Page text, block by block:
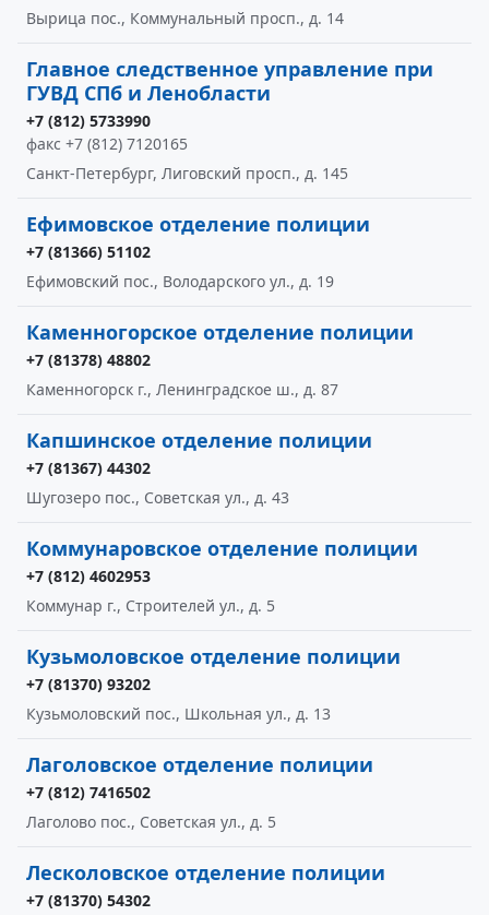
Вырица пос., Коммунальный просп., д. 14
Главное следственное управление при
ГУВД СПб и Ленобласти
+7 (812) 5733990
факс +7 (812) 7120165
Санкт-Петербург, Лиговский просп., д. 145
Ефимовское отделение полиции
+7 (81366) 51102
Ефимовский пос., Володарского ул., д. 19
Каменногорское отделение полиции
+7 (81378) 48802
Каменногорск г., Ленинградское ш., д. 87
Капшинское отделение полиции
+7 (81367) 44302
Шугозеро пос., Советская ул., д. 43
Коммунаровское отделение полиции
+7 (812) 4602953
Коммунар г., Строителей ул., д. 5
Кузьмоловское отделение полиции
+7 (81370) 93202
Кузьмоловский пос., Школьная ул., д. 13
Лаголовское отделение полиции
+7 (812) 7416502
Лаголово пос., Советская ул., д. 5
Лесколовское отделение полиции
+7 (81370) 54302